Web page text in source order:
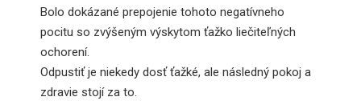
Bolo dokázané prepojenie tohoto negatívneho
pocitu so zvýšeným výskytom ťažko liečiteľných
ochorení.
Odpustiť je niekedy dosť ťažké, ale následný pokoj a
zdravie stojí za to.